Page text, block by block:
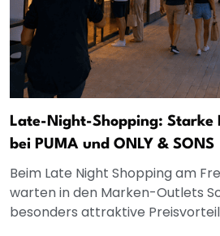
Late-Night-Shopping:
bei PUMA und ONLY & SONS
Beim Late Night Shopping am
warten in den Marken-Outlets
besonders attraktive